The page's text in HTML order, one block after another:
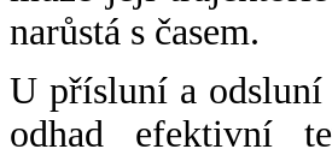
narůstá s časem.
U přísluní a odsluní
odhad efektivní